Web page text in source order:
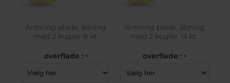
Armring plade, åbning
med 2 kugler 8 kt.
overflade : *
Armring plade, åbning
med 2 kugler 14 kt.
overflade : *